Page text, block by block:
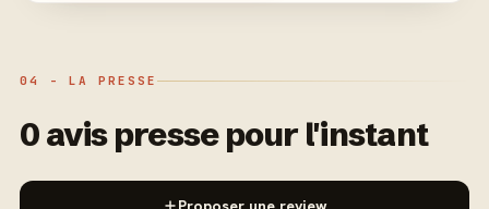
04 - LA PRESSE
0 avis presse pour l'instant